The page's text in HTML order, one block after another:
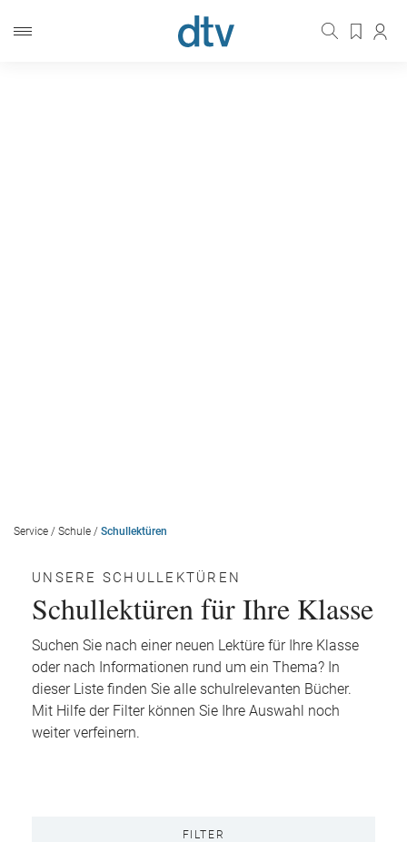
Service / Schule / Schullektüren
UNSERE SCHULLEKTÜREN
Schullektüren für Ihre Klasse
Suchen Sie nach einer neuen Lektüre für Ihre Klasse
oder nach Informationen rund um ein Thema? In
dieser Liste finden Sie alle schulrelevanten Bücher.
Mit Hilfe der Filter können Sie Ihre Auswahl noch
weiter verfeinern.
FILTER